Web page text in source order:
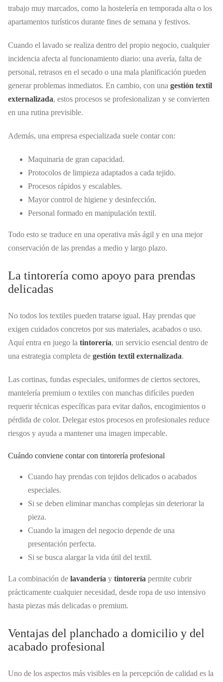
trabajo muy marcados, como la hostelería en temporada alta o los
apartamentos turísticos durante fines de semana y festivos.
Cuando el lavado se realiza dentro del propio negocio, cualquier
incidencia afecta al funcionamiento diario: una avería, falta de
personal, retrasos en el secado o una mala planificación pueden
generar problemas inmediatos. En cambio, con una gestión textil
externalizada, estos procesos se profesionalizan y se convierten
en una rutina previsible.
Además, una empresa especializada suele contar con:
Maquinaria de gran capacidad.
Protocolos de limpieza adaptados a cada tejido.
Procesos rápidos y escalables.
Mayor control de higiene y desinfección.
Personal formado en manipulación textil.
Todo esto se traduce en una operativa más ágil y en una mejor
conservación de las prendas a medio y largo plazo.
La tintorería como apoyo para prendas
delicadas
No todos los textiles pueden tratarse igual. Hay prendas que
exigen cuidados concretos por sus materiales, acabados o uso.
Aquí entra en juego la tintorería, un servicio esencial dentro de
una estrategia completa de gestión textil externalizada.
Las cortinas, fundas especiales, uniformes de ciertos sectores,
mantelería premium o textiles con manchas difíciles pueden
requerir técnicas específicas para evitar daños, encogimientos o
pérdida de color. Delegar estos procesos en profesionales reduce
riesgos y ayuda a mantener una imagen impecable.
Cuándo conviene contar con tintorería profesional
Cuando hay prendas con tejidos delicados o acabados
especiales.
Si se deben eliminar manchas complejas sin deteriorar la
pieza.
Cuando la imagen del negocio depende de una
presentación perfecta.
Si se busca alargar la vida útil del textil.
La combinación de lavandería y tintorería permite cubrir
prácticamente cualquier necesidad, desde ropa de uso intensivo
hasta piezas más delicadas o premium.
Ventajas del planchado a domicilio y del
acabado profesional
Uno de los aspectos más visibles en la percepción de calidad es la